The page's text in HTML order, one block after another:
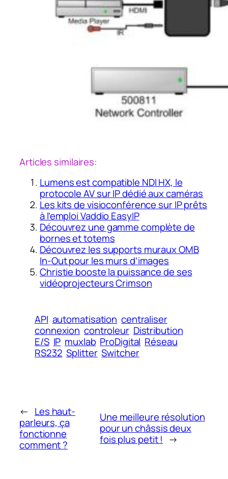
Articles similaires:
Lumens est compatible NDI HX, le
protocole AV sur IP dédié aux caméras
Les kits de visioconférence sur IP prêts
à l’emploi Vaddio EasyIP
Découvrez une gamme complète de
bornes et totems
Découvrez les supports muraux OMB
In-Out pour les murs d’images
Christie booste la puissance de ses
vidéoprojecteurs Crimson
API automatisation centraliser
connexion controleur Distribution
E/S IP muxlab ProDigital Réseau
RS232 Splitter Switcher
← Les haut-
parleurs, ça
fonctionne
comment ?
Une meilleure résolution
pour un châssis deux
fois plus petit ! →